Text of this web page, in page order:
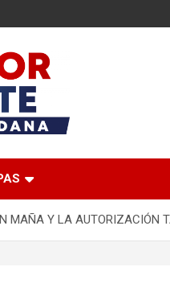
MAÑA Y LA AUTORIZACIÓN